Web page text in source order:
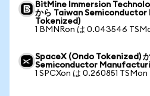
BitMine Immersion
から Taiwan
Tokenized)
1 BMNRon は 0.043546
SpaceX (Ondo Tokenized)
Semiconductor
1 SPCXon は 0.260851 TSMon